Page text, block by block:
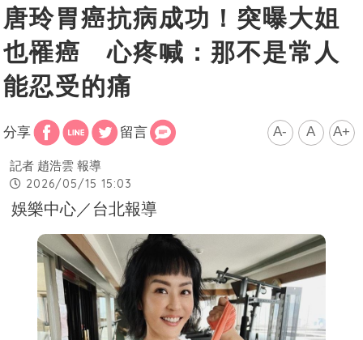
唐玲胃癌抗病成功！突曝大姐
也罹癌 心疼喊：那不是常人
能忍受的痛
分享 留言 A- A A+
記者 趙浩雲 報導
2026/05/15 15:03
娛樂中心／台北報導